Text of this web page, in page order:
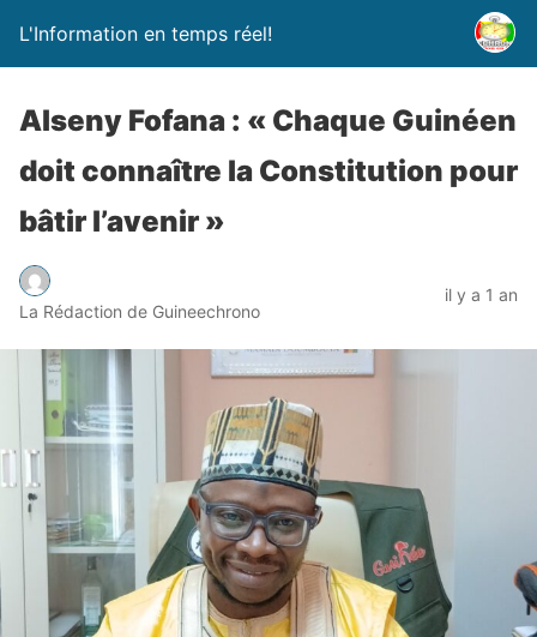
L'Information en temps réel!
Alseny Fofana : « Chaque Guinéen
doit connaître la Constitution pour
bâtir l’avenir »
La Rédaction de Guineechrono
il y a 1 an